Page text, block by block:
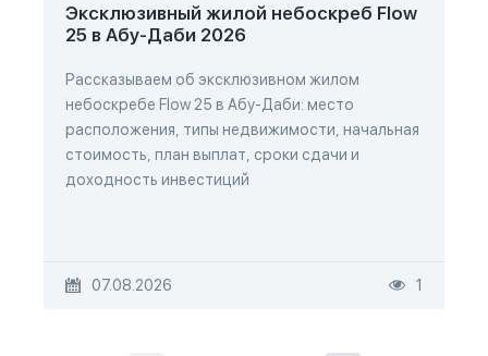
Эксклюзивный жилой небоскреб Flow
25 в Абу-Даби 2026
Рассказываем об эксклюзивном жилом
небоскребе Flow 25 в Абу-Даби: место
расположения, типы недвижимости, начальная
стоимость, план выплат, сроки сдачи и
доходность инвестиций
07.08.2026 1